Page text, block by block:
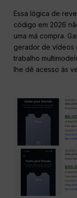
Essa lógica de
código em 2026
uma má compra.
gerador de vídeos
trabalho
lhe dê acesso às